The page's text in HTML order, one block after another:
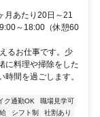
月あたり20日～21
～18:00（休憩60
るお仕事です。少
に料理や掃除をした
間を過ごします。
ク通勤OK
職場見学可
シフト制
社割あり